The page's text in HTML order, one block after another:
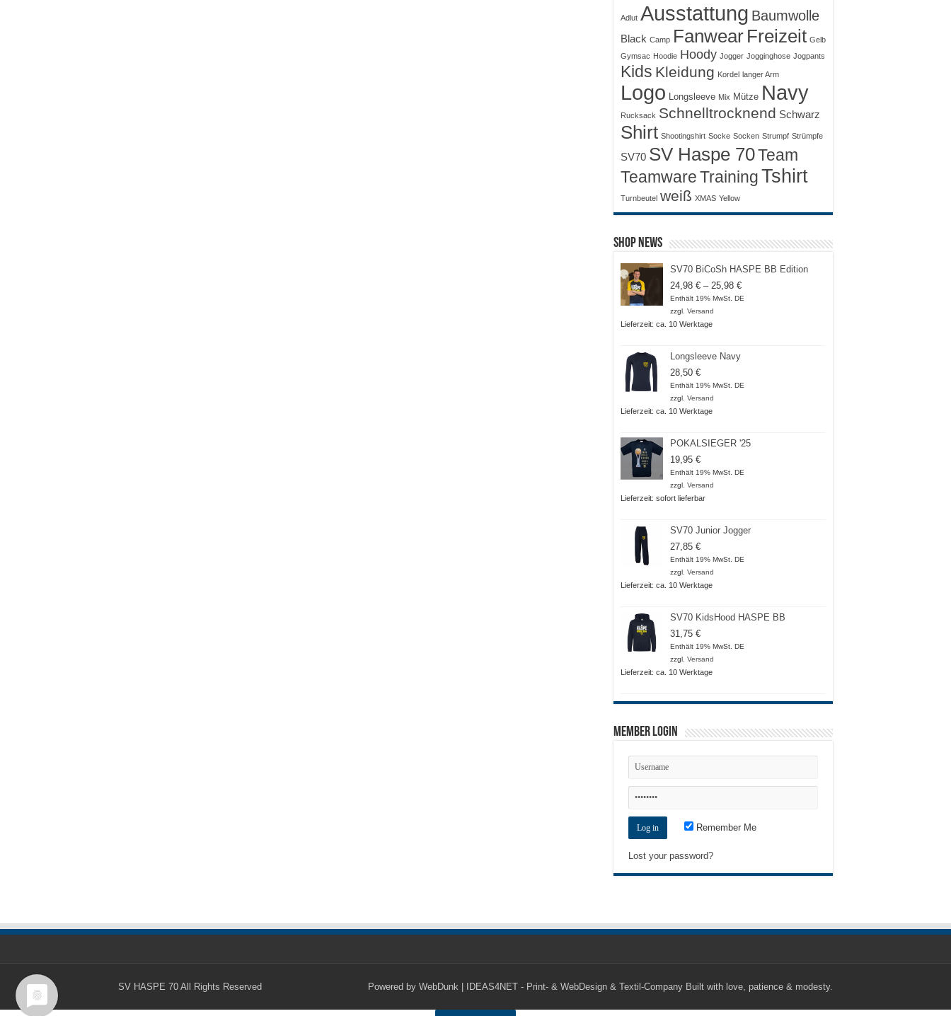
Adlut Ausstattung Baumwolle
Black Camp Fanwear Freizeit Gelb
Gymsac Hoodie Hoody Jogger Jogginghose Jogpants
Kids Kleidung Kordel langer Arm
Logo Longsleeve Mix Mütze Navy
Rucksack Schnelltrocknend Schwarz
Shirt Shootingshirt Socke Socken Strumpf Strümpfe
SV70 SV Haspe 70Team
Teamware TrainingTshirt
Turnbeutel weiß XMAS Yellow
Shop News
SV70 BiCoSh HASPE BB Edition
24,98 € – 25,98 €Preisspanne:
24,98 €
Enthält 19% MwSt. DE
zzgl. Versand
Lieferzeit: ca. 10 Werktage
Longsleeve Navy
28,50 €
Enthält 19% MwSt. DE
zzgl. Versand
Lieferzeit: ca. 10 Werktage
POKALSIEGER '25
19,95 €
Enthält 19% MwSt. DE
zzgl. Versand
Lieferzeit: sofort lieferbar
SV70 Junior Jogger
27,85 €
Enthält 19% MwSt. DE
zzgl. Versand
Lieferzeit: ca. 10 Werktage
SV70 KidsHood HASPE BB
31,75 €
Enthält 19% MwSt. DE
zzgl. Versand
Lieferzeit: ca. 10 Werktage
Member Login
Remember Me
Lost your password?
Powered by WebDunk | IDEAS4NET - Print- & WebDesign & Textil-Company Built with love, patience & modesty.
SV HASPE 70 All Rights Reserved